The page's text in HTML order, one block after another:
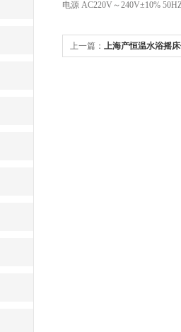
电源 AC220V～240V±10%
上一篇： 上海产恒温水浴摇